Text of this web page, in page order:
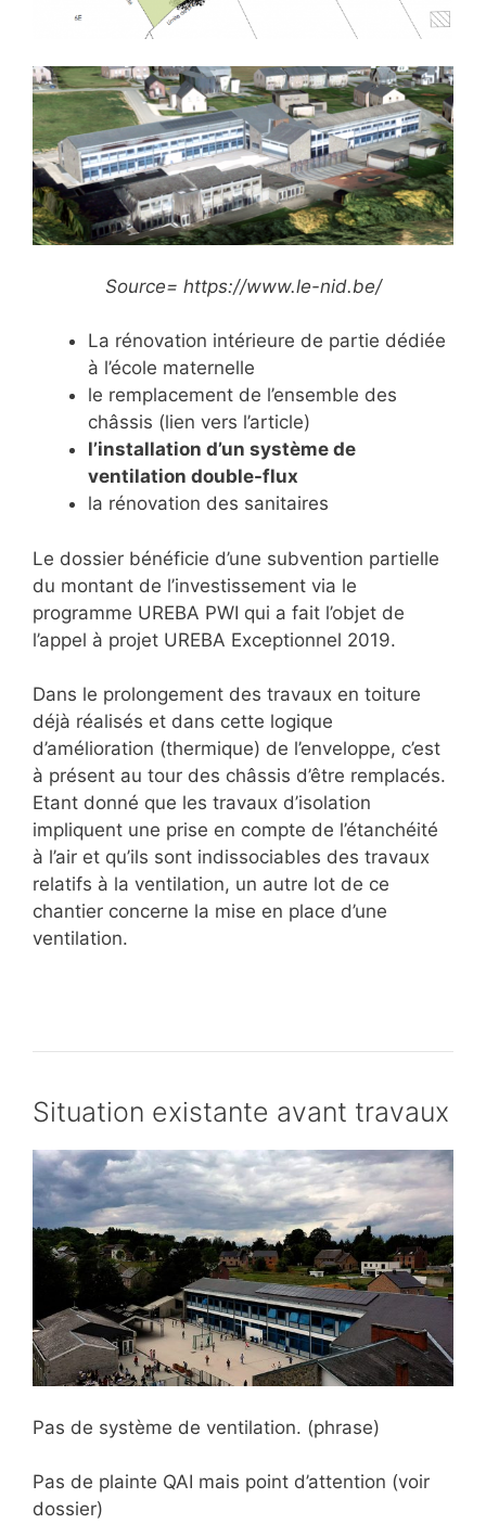
Source= https://www.le-nid.be/
La rénovation intérieure de partie dédiée
à l’école maternelle
le remplacement de l’ensemble des
châssis (lien vers l’article)
l’installation d’un système de
ventilation double-flux
la rénovation des sanitaires
Le dossier bénéficie d’une subvention partielle
du montant de l’investissement via le
programme UREBA PWI qui a fait l’objet de
l’appel à projet UREBA Exceptionnel 2019.
Dans le prolongement des travaux en toiture
déjà réalisés et dans cette logique
d’amélioration (thermique) de l’enveloppe, c’est
à présent au tour des châssis d’être remplacés.
Etant donné que les travaux d’isolation
impliquent une prise en compte de l’étanchéité
à l’air et qu’ils sont indissociables des travaux
relatifs à la ventilation, un autre lot de ce
chantier concerne la mise en place d’une
ventilation.
Situation existante avant travaux
Pas de système de ventilation. (phrase)
Pas de plainte QAI mais point d’attention (voir
dossier)